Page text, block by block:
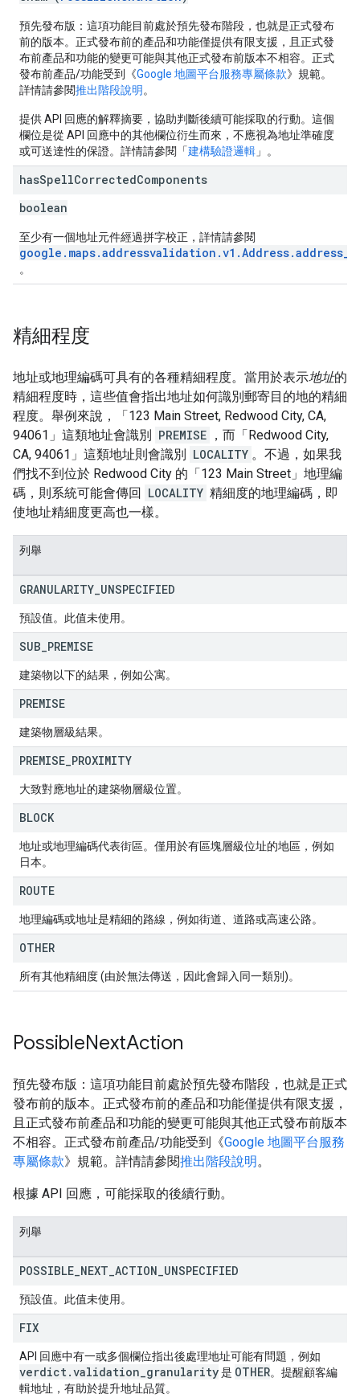
預先發布版：這項功能目前處於預先發布階段，也就是正式發布
前的版本。正式發布前的產品和功能僅提供有限支援，且正式發
布前產品和功能的變更可能與其他正式發布前版本不相容。正式
發布前產品/功能受到《Google 地圖平台服務專屬條款》規範。
詳情請參閱推出階段說明 。
提供 API 回應的解釋摘要，協助判斷後續可能採取的行動。這個
欄位是從 API 回應中的其他欄位衍生而來，不應視為地址準確度
或可送達性的保證。詳情請參閱「建構驗證邏輯 」。
hasSpellCorrectedComponents
boolean
至少有一個地址元件經過拼字校正，詳情請參閱
。
精細程度
地址或地理編碼可具有的各種精細程度。當用於表示地址的
精細程度時，這些值會指出地址如何識別郵寄目的地的精細
程度。舉例來說，「123 Main Street, Redwood City, CA,
94061」這類地址會識別 PREMISE ，而「Redwood City,
CA, 94061」這類地址則會識別 LOCALITY 。不過，如果我
們找不到位於 Redwood City 的「123 Main Street」地理編
碼，則系統可能會傳回 LOCALITY 精細度的地理編碼，即
使地址精細度更高也一樣。
列舉
GRANULARITY UNSPECIFIED
預設值。此值未使用。
SUB PREMISE
建築物以下的結果，例如公寓。
PREMISE
建築物層級結果。
PREMISE PROXIMITY
大致對應地址的建築物層級位置。
BLOCK
地址或地理編碼代表街區。僅用於有區塊層級位址的地區，例如
日本。
ROUTE
地理編碼或地址是精細的路線，例如街道、道路或高速公路。
OTHER
所有其他精細度 (由於無法傳送，因此會歸入同一類別)。
PossibleNextAction
預先發布版：這項功能目前處於預先發布階段，也就是正式
發布前的版本。正式發布前的產品和功能僅提供有限支援，
且正式發布前產品和功能的變更可能與其他正式發布前版本
不相容。正式發布前產品/功能受到《Google 地圖平台服務
專屬條款》規範。詳情請參閱推出階段說明。
根據 API 回應，可能採取的後續行動。
列舉
POSSIBLE NEXT ACTION UNSPECIFIED
預設值。此值未使用。
FIX
API 回應中有一或多個欄位指出後處理地址可能有問題，例如
verdict.validation granularity是 OTHER。提醒顧客編
輯地址，有助於提升地址品質。